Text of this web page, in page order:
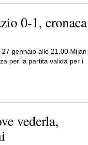
0-1, cronaca
gennaio alle 21.00
per la partita valida per i
vederla,